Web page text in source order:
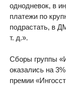
однодневок, в
платежи по
подрастать, в
т. д.».
Сборы группы
оказались на
премии